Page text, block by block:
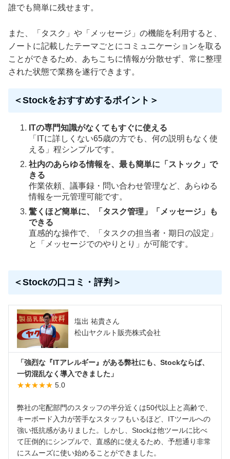
誰でも簡単に残せます。
また、「タスク」や「メッセージ」の機能を利用すると、
ノートに記載したテーマごとにコミュニケーションを取る
ことができるため、あちこちに情報が分散せず、常に整理
された状態で業務を遂行できます。
＜Stockをおすすめするポイント＞
ITの専門知識がなくてもすぐに使える
「ITに詳しくない65歳の方でも、何の説明もなく使
える」程シンプルです。
社内のあらゆる情報を、最も簡単に「ストック」で
きる
作業依頼、議事録・問い合わせ管理など、あらゆる
情報を一元管理可能です。
驚くほど簡単に、「タスク管理」「メッセージ」も
できる
直感的な操作で、「タスクの担当者・期日の設定」
と「メッセージでのやりとり」が可能です。
＜Stockの口コミ・評判＞
塩出 祐貴さん
松山ヤクルト販売株式会社
「強烈な『ITアレルギー』がある弊社にも、Stockならば、
一切混乱なく導入できました」
★★★★★ 5.0
弊社の宅配部門のスタッフの半分近くは50代以上と高齢で、
キーボード入力が苦手なスタッフもいるほど、ITツールへの
強い抵抗感がありました。しかし、Stockは他ツールに比べ
て圧倒的にシンプルで、直感的に使えるため、予想通り非常
にスムーズに使い始めることができました。